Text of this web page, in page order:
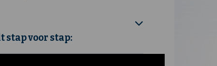
stap voor stap: